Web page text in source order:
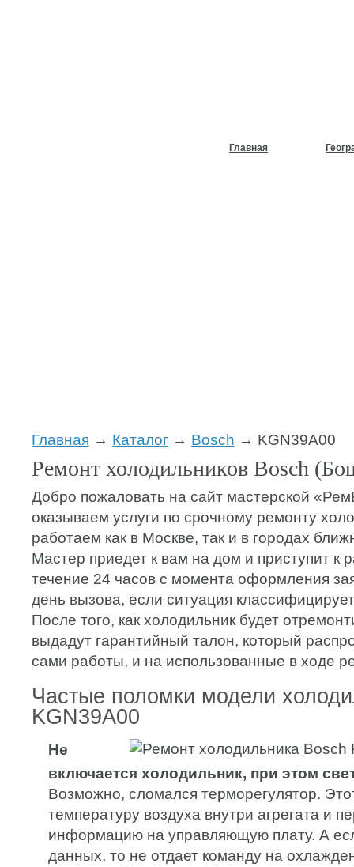
Главная
Главная → Каталог → Bosch → KGN39A00
Ремонт холодильников Bosch
Добро пожаловать на сайт мастерской
оказываем услуги по срочному ремонту
работаем как в Москве, так и в городах
Мастер приедет к вам на дом и приступит к
течение 24 часов с момента оформления
день вызова, если ситуация
После того, как холодильник будет
выдадут гарантийный талон, который
сами работы, и на использованные в ходе
Частые поломки модели
KGN39A00
Не
включается холодильник, при этом
Возможно, сломался терморегулятор.
температуру воздуха внутри агрегата и
информацию на управляющую плату. А
данных, то не отдает команду на